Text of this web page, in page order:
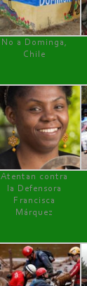
No a Dominga,
Chile
Atentan contra
la Defensora
Francisca
Márquez